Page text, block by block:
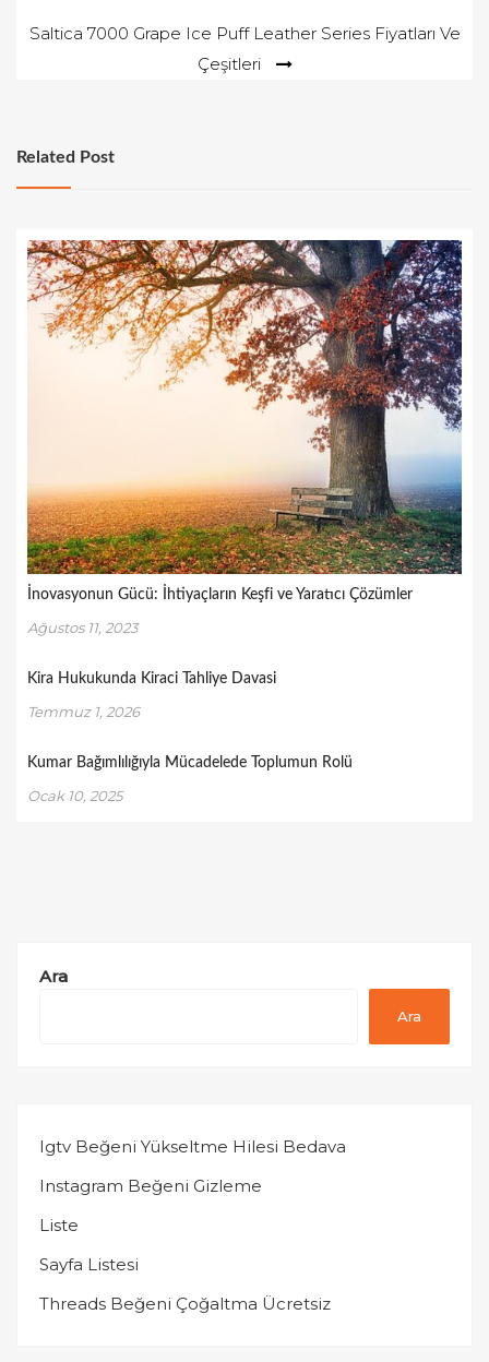
Saltica 7000 Grape Ice Puff Leather Series Fiyatları Ve
Çeşitleri
Related Post
İnovasyonun Gücü: İhtiyaçların Keşfi ve Yaratıcı Çözümler
Ağustos 11, 2023
Kira Hukukunda Kiraci Tahliye Davasi
Temmuz 1, 2026
Kumar Bağımlılığıyla Mücadelede Toplumun Rolü
Ocak 10, 2025
Ara
Ara
Igtv Beğeni Yükseltme Hilesi Bedava
Instagram Beğeni Gizleme
Liste
Sayfa Listesi
Threads Beğeni Çoğaltma Ücretsiz